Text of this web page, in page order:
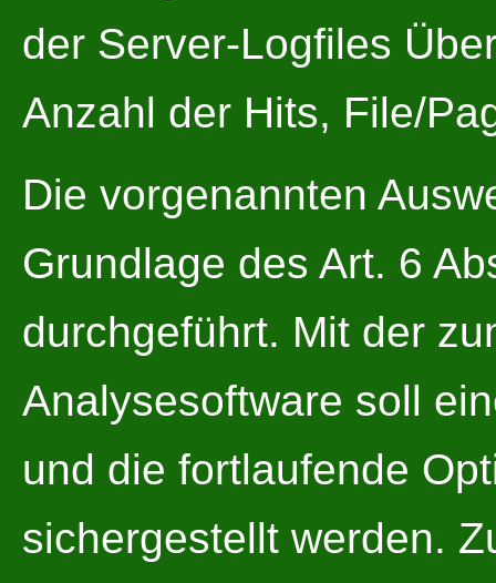
der Server-Logfiles
Anzahl der Hits, File/
Die vorgenannten
Grundlage des Art. 6
durchgeführt. Mit der
Analysesoftware soll
und die fortlaufende
sichergestellt werden.